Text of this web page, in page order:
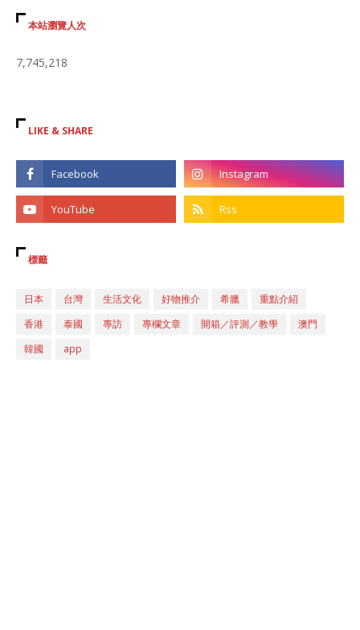
本站瀏覽人次
7,745,218
LIKE & SHARE
標籤
日本 台灣 生活文化 好物推介 希臘
重點介紹
香港
泰國 專訪 專欄文章 開箱／評測／教學
澳門
韓國
app